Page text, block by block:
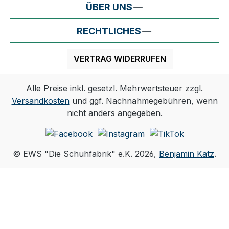
ÜBER UNS
RECHTLICHES
VERTRAG WIDERRUFEN
Alle Preise inkl. gesetzl. Mehrwertsteuer zzgl.
Versandkostenund ggf. Nachnahmegebühren, wenn
nicht anders angegeben.
© EWS "Die Schuhfabrik" e.K. 2026, Benjamin Katz.